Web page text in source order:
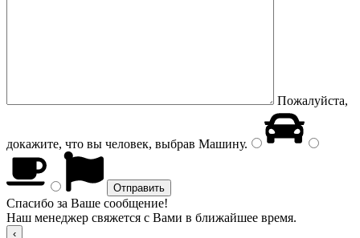
Пожалуйста,
докажите, что вы человек, выбрав Машину.
Спасибо за Ваше сообщение!
Наш менеджер свяжется с Вами в ближайшее время.